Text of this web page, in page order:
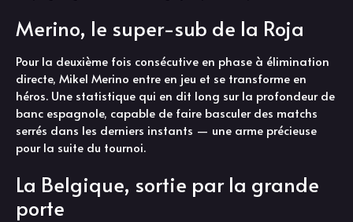
Merino, le super-sub de la Roja
Pour la deuxième fois consécutive en phase à élimination
directe, Mikel Merino entre en jeu et se transforme en
héros. Une statistique qui en dit long sur la profondeur de
banc espagnole, capable de faire basculer des matchs
serrés dans les derniers instants — une arme précieuse
pour la suite du tournoi.
La Belgique, sortie par la grande
porte